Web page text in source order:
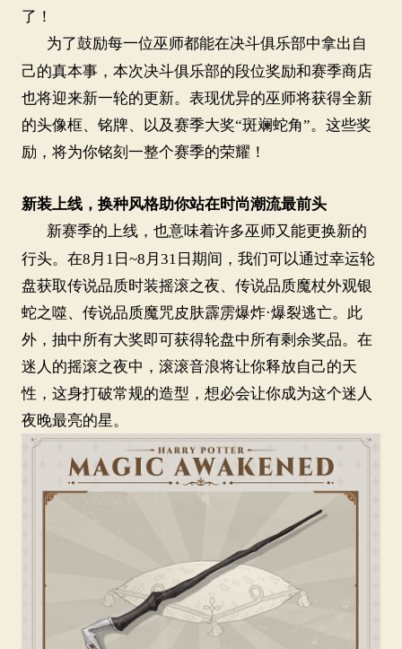
了！
为了鼓励每一位巫师都能在决斗俱乐部中拿出自
己的真本事，本次决斗俱乐部的段位奖励和赛季商店
也将迎来新一轮的更新。表现优异的巫师将获得全新
的头像框、铭牌、以及赛季大奖“斑斓蛇角”。这些奖
励，将为你铭刻一整个赛季的荣耀！
新装上线，换种风格助你站在时尚潮流最前头
新赛季的上线，也意味着许多巫师又能更换新的
行头。在8月1日~8 月 31 日期间，我们可以通过幸运轮
盘获取传说品质时装摇滚之夜、传说品质魔杖外观银
蛇之噬、传说品质魔咒皮肤霹雳爆炸·爆裂逃亡。此
外，抽中所有大奖即可获得轮盘中所有剩余奖品。在
迷人的摇滚之夜中，滚滚音浪将让你释放自己的天
性，这身打破常规的造型，想必会让你成为这个迷人
夜晚最亮的星。